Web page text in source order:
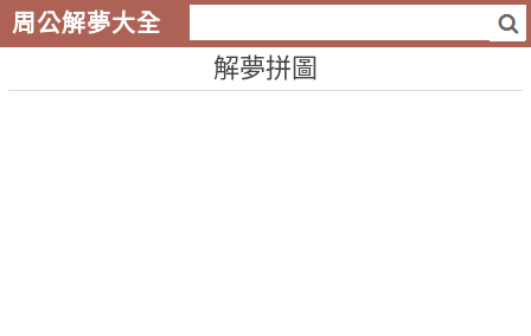
周公解夢大全
解夢拼圖